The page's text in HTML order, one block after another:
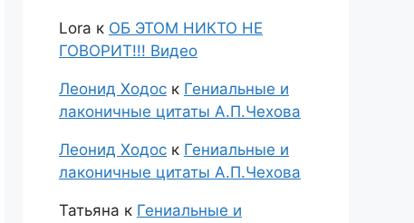
Lora к ОБ ЭТОМ НИКТО НЕ
ГОВОРИТ!!! Видео
Леонид Ходос к Гениальные и
лаконичные цитаты А.П.Чехова
Леонид Ходос к Гениальные и
лаконичные цитаты А.П.Чехова
Татьяна к Гениальные и